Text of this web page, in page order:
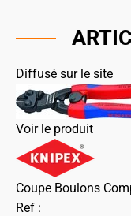
Diffusé sur le site
Voir le produit
Coupe Boulons
Ref :